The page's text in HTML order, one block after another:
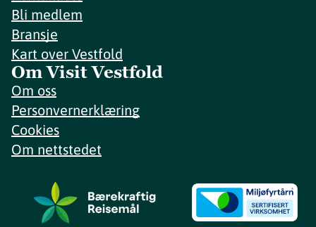
Bli medlem
Bransje
Kart over Vestfold
Om Visit Vestfold
Om oss
Personvernerklæring
Cookies
Om nettstedet